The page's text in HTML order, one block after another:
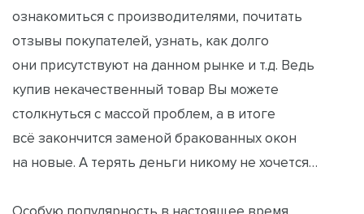
ознакомиться с производителями, почитать
отзывы покупателей, узнать, как долго
они присутствуют на данном рынке и т.д. Ведь
купив некачественный товар Вы можете
столкнуться с массой проблем, а в итоге
всё закончится заменой бракованных окон
на новые. А терять деньги никому не хочется…
Особую популярность в настоящее время